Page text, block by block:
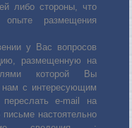
либо стороны, что
размещения
у Вас вопросов
размещенную на
которой Вы
нам с интересующим
е-mail на
настоятельно